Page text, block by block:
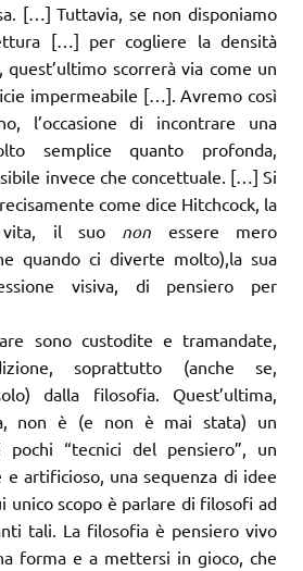
[…] Tuttavia, se non disponiamo
[…] per cogliere la densità
scorrerà via come un
impermeabile […]. Avremo così
l’occasione di incontrare una
semplice quanto profonda,
invece che concettuale. […] Si
come dice Hitchcock, la
vita, il suo non essere mero
quando ci diverte molto),la sua
visiva, di pensiero per
sono custodite e tramandate,
soprattutto (anche se,
dalla filosofia. Quest’ultima,
non è (e non è mai stata) un
“tecnici del pensiero”, un
artificioso, una sequenza di idee
unico scopo è parlare di filosofi ad
tali. La filosofia è pensiero vivo
forma e a mettersi in gioco, che